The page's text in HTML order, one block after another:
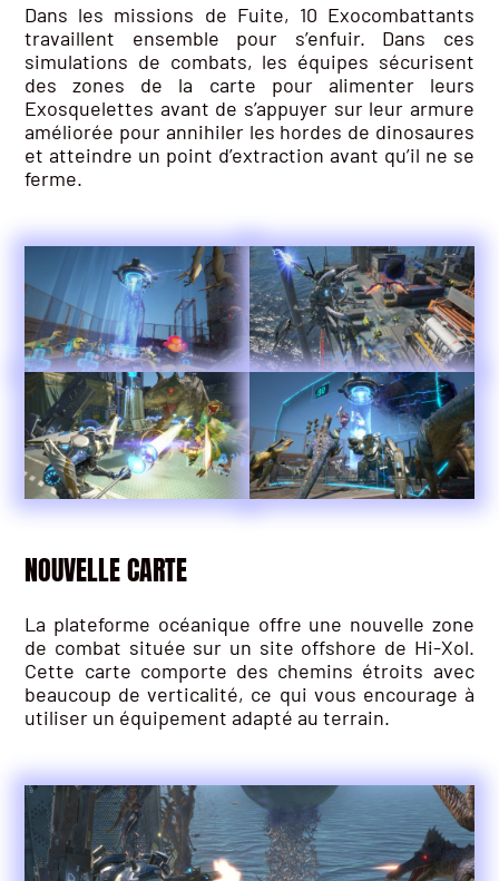
Dans les missions de Fuite, 10 Exocombattants
travaillent ensemble pour s’enfuir. Dans ces
simulations de combats, les équipes sécurisent
des zones de la carte pour alimenter leurs
Exosquelettes avant de s’appuyer sur leur armure
améliorée pour annihiler les hordes de dinosaures
et atteindre un point d’extraction avant qu’il ne se
ferme.
NOUVELLE CARTE
La plateforme océanique offre une nouvelle zone
de combat située sur un site offshore de Hi-Xol.
Cette carte comporte des chemins étroits avec
beaucoup de verticalité, ce qui vous encourage à
utiliser un équipement adapté au terrain.